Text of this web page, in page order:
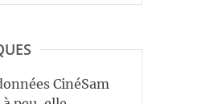
CinéSam